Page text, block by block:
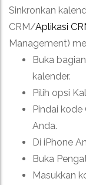
Sinkronkan
CRM/Aplikasi
Management)
Buka
kalender.
Pilih opsi
Pindai
Anda.
Di iPhone
Buka
Masukkan